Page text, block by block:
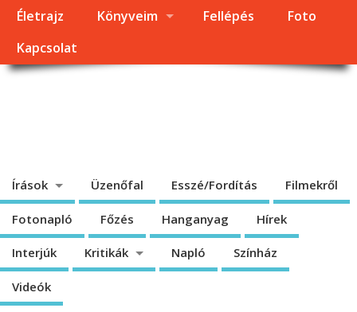
Életrajz Könyveim Fellépés
Foto
Kapcsolat
Írások Üzenőfal Esszé/Fordítás Filmekről
Fotonapló Főzés Hanganyag Hírek
Interjúk Kritikák Napló Színház
Videók